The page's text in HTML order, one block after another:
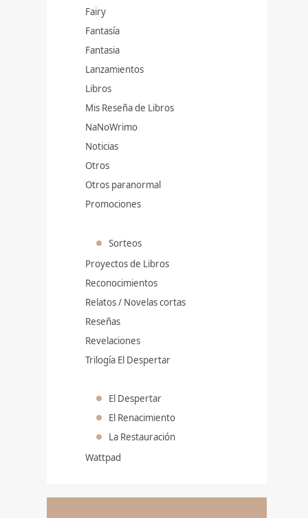
Fairy
Fantasía
Fantasia
Lanzamientos
Libros
Mis Reseña de Libros
NaNoWrimo
Noticias
Otros
Otros paranormal
Promociones
Sorteos
Proyectos de Libros
Reconocimientos
Relatos / Novelas cortas
Reseñas
Revelaciones
Trilogía El Despertar
El Despertar
El Renacimiento
La Restauración
Wattpad